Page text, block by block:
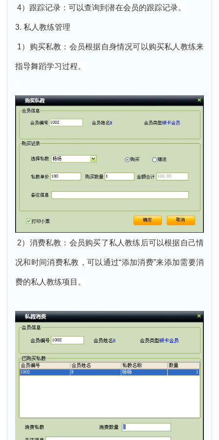
4）跟踪记录：可以查询到潜在会员的跟踪记录。
3. 私人教练管理
1）购买私教：会员根据自身情况可以购买私人教练来
指导舞蹈学习过程。
2）消费私教：会员购买了私人教练后可以根据自己情
况和时间消费私教，可以通过“添加消费”来添加需要消
费的私人教练项目。